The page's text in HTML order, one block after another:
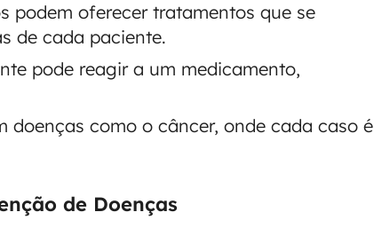
podem oferecer tratamentos que se
de cada paciente.
pode reagir a um medicamento,
doenças como o câncer, onde cada caso é
de Doenças